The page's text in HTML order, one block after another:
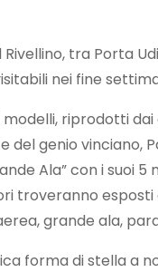
tra Porta
nei fine
riprodotti
del genio
Ala” con i suoi
troveranno
grande ala,
forma di stella a